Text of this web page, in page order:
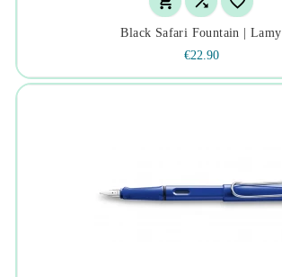
Black Safari Fountain | Lamy
€22.90